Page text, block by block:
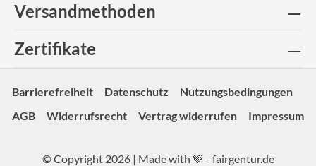
Versandmethoden
Zertifikate
Barrierefreiheit Datenschutz
Nutzungsbedingungen
AGB
Widerrufsrecht Vertrag widerrufen Impressum
© Copyright 2026 | Made with 💚 - fairgentur.de